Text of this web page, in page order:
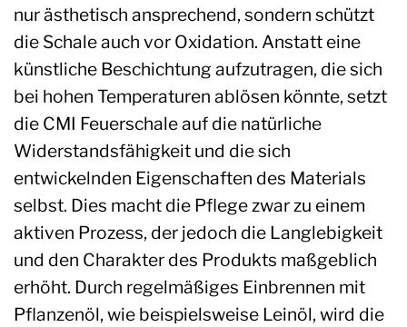
nur ästhetisch ansprechend, sondern schützt
die Schale auch vor Oxidation. Anstatt eine
künstliche Beschichtung aufzutragen, die sich
bei hohen Temperaturen ablösen könnte, setzt
die CMI Feuerschale auf die natürliche
Widerstandsfähigkeit und die sich
entwickelnden Eigenschaften des Materials
selbst. Dies macht die Pflege zwar zu einem
aktiven Prozess, der jedoch die Langlebigkeit
und den Charakter des Produkts maßgeblich
erhöht. Durch regelmäßiges Einbrennen mit
Pflanzenöl, wie beispielsweise Leinöl, wird die